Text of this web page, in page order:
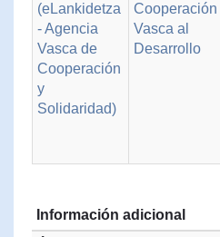
(eLankidetza
- Agencia
Vasca de
Cooperación
y
Solidaridad)
Cooperación
Vasca al
Desarrollo
Información adicional